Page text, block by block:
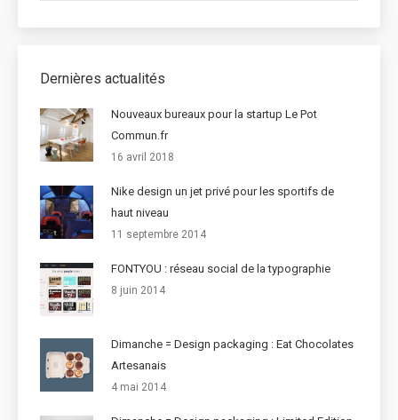
Dernières actualités
Nouveaux bureaux pour la startup Le Pot
Commun.fr
16 avril 2018
Nike design un jet privé pour les sportifs de
haut niveau
11 septembre 2014
FONTYOU : réseau social de la typographie
8 juin 2014
Dimanche = Design packaging : Eat Chocolates
Artesanais
4 mai 2014